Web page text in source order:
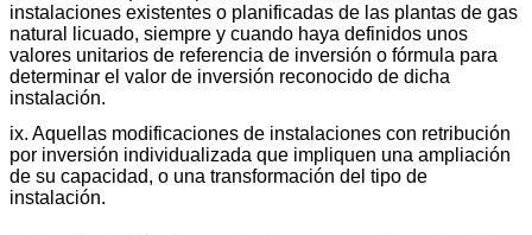
instalaciones existentes o planificadas de las plantas de gas
natural licuado, siempre y cuando haya definidos unos
valores unitarios de referencia de inversión o fórmula para
determinar el valor de inversión reconocido de dicha
instalación.
ix. Aquellas modificaciones de instalaciones con retribución
por inversión individualizada que impliquen una ampliación
de su capacidad, o una transformación del tipo de
instalación.